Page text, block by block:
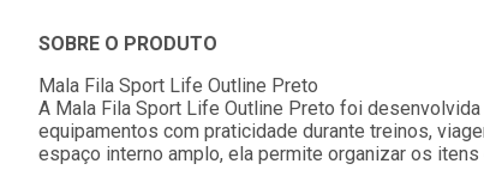
SOBRE O PRODUTO
Mala Fila Sport Life Outline Preto
A Mala Fila Sport Life Outline Preto foi
equipamentos com praticidade durante treinos,
espaço interno amplo, ela permite organizar os